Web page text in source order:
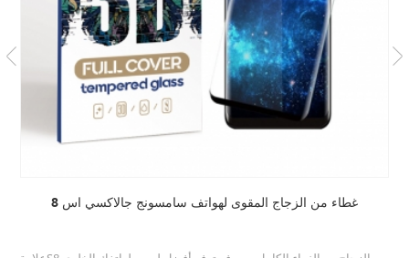
غطاء من الزجاج المقوى لهواتف سامسونج جالاكسي اس 8